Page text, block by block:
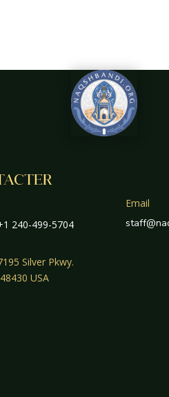
240-499-5704
Silver Pkwy.
USA
Email